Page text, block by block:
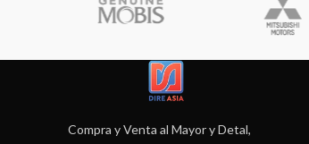
Compra y Venta al Mayor y Detal,